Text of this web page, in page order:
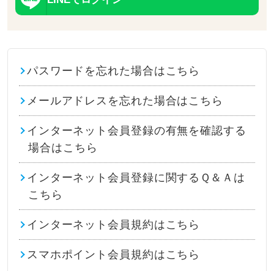
パスワードを忘れた場合はこちら
メールアドレスを忘れた場合はこちら
インターネット会員登録の有無を確認する
場合はこちら
インターネット会員登録に関するＱ＆Ａは
こちら
インターネット会員規約はこちら
スマホポイント会員規約はこちら